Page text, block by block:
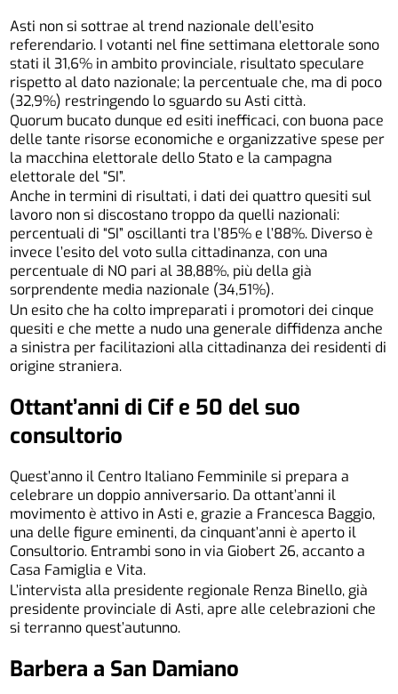
Asti non si sottrae al trend nazionale dell’esito
referendario. I votanti nel fine settimana elettorale sono
stati il 31,6% in ambito provinciale, risultato speculare
rispetto al dato nazionale; la percentuale che, ma di poco
(32,9%) restringendo lo sguardo su Asti città.
Quorum bucato dunque ed esiti inefficaci, con buona pace
delle tante risorse economiche e organizzative spese per
la macchina elettorale dello Stato e la campagna
elettorale del “SI”.
Anche in termini di risultati, i dati dei quattro quesiti sul
lavoro non si discostano troppo da quelli nazionali:
percentuali di “SI” oscillanti tra l’85% e l’88%. Diverso è
invece l’esito del voto sulla cittadinanza, con una
percentuale di NO pari al 38,88%, più della già
sorprendente media nazionale (34,51%).
Un esito che ha colto impreparati i promotori dei cinque
quesiti e che mette a nudo una generale diffidenza anche
a sinistra per facilitazioni alla cittadinanza dei residenti di
origine straniera.
Ottant’anni di Cif e 50 del suo
consultorio
Quest’anno il Centro Italiano Femminile si prepara a
celebrare un doppio anniversario. Da ottant’anni il
movimento è attivo in Asti e, grazie a Francesca Baggio,
una delle figure eminenti, da cinquant’anni è aperto il
Consultorio. Entrambi sono in via Giobert 26, accanto a
Casa Famiglia e Vita.
L’intervista alla presidente regionale Renza Binello, già
presidente provinciale di Asti, apre alle celebrazioni che
si terranno quest’autunno.
Barbera a San Damiano